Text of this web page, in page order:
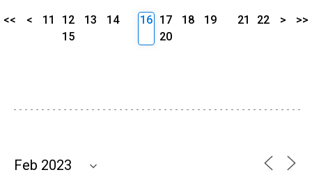
<< < 11 12 13
14
15
16 17 18
19
20
21 22 > >>